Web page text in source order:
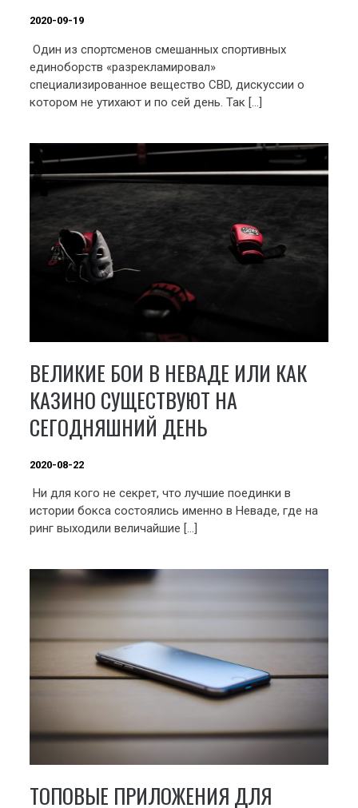
2020-09-19
Один из спортсменов смешанных спортивных
единоборств «разрекламировал»
специализированное вещество СВD, дискуссии о
котором не утихают и по сей день. Так […]
ВЕЛИКИЕ БОИ В НЕВАДЕ ИЛИ КАК
КАЗИНО СУЩЕСТВУЮТ НА
СЕГОДНЯШНИЙ ДЕНЬ
2020-08-22
Ни для кого не секрет, что лучшие поединки в
истории бокса состоялись именно в Неваде, где на
ринг выходили величайшие […]
ТОПОВЫЕ ПРИЛОЖЕНИЯ ДЛЯ